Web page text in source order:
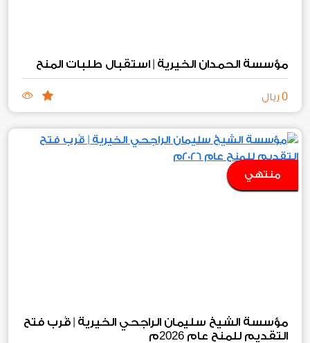
مؤسسة الحمدان الخيرية | استقبال طلبات المنح
0 ريال
منتهي
مؤسسة الشيخ سليمان الراجحي الخيرية | قُرب فتح
التقديم للمنح عام 2026م